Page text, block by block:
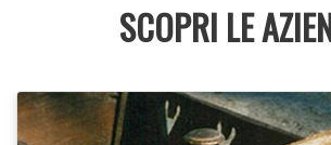
SCOPRI LE